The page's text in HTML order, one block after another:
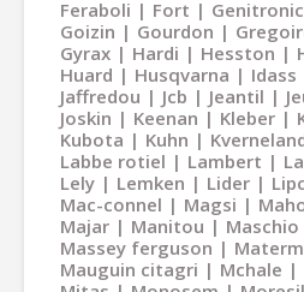
Feraboli
Fort Genitronic
Goizin
Gourdon
Gyrax
Hardi Hesston
Huard
Husqvarna Idass
Jaffredou
Jcb Jeantil
Joskin
Keenan Kleber
Kubota
Kuhn
Labbe rotiel
Lambert
Lely
Lemken Lider
Mac-connel
Magsi
Majar
Manitou
Maschio
Massey ferguson
Mauguin citagri
Mchale